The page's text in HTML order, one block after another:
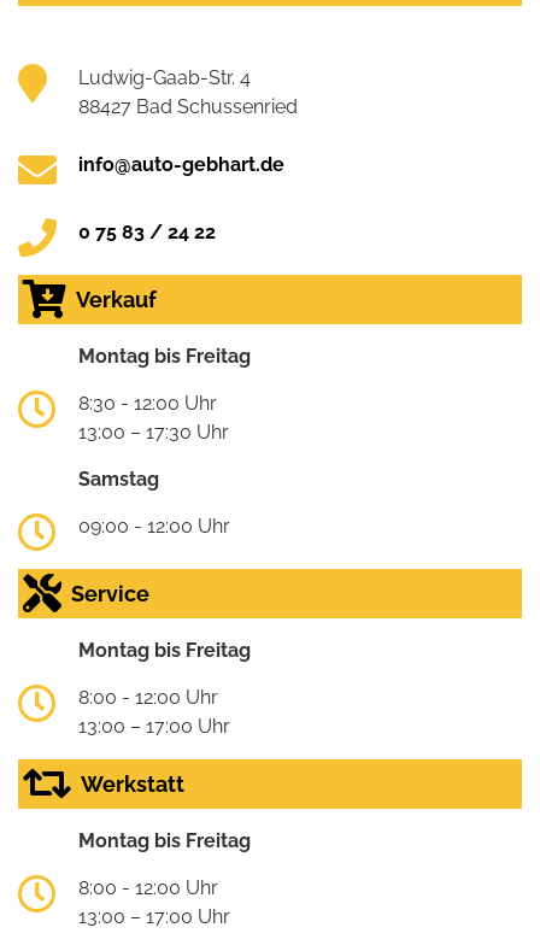
Ludwig-Gaab-Str. 4
88427 Bad Schussenried
info@auto-gebhart.de
0 75 83 / 24 22
Verkauf
Montag bis Freitag
8:30 - 12:00 Uhr
13:00 – 17:30 Uhr
Samstag
09:00 - 12:00 Uhr
Service
Montag bis Freitag
8:00 - 12:00 Uhr
13:00 – 17:00 Uhr
Werkstatt
Montag bis Freitag
8:00 - 12:00 Uhr
13:00 – 17:00 Uhr